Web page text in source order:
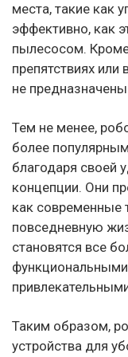
места, такие как
эффективно, как
пылесосом. Кроме
препятствиях
не
Тем не менее,
более
благодаря своей
концепции. Они
как современные
повседневную
становятся все
Таким образом,
устройства для